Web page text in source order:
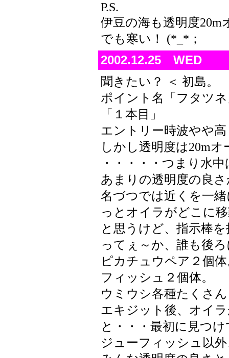
P.S.
伊豆の海も透明度20m
でも寒い！ (*_*；
2002.12.25 WED
聞きたい？ ＜ 初島。
ポイント名「フタツ
「１本目」
エントリー時波やや
しかし透明度は20mオ
・・・・・つまり水
あまりの透明度の良
名づつでは近くを一
っとオイラがどこに
と思うけど、指示棒
ってぇ～か、誰も後
ピカチュウペア２個
フィッシュ２個体。
ウミウシ各種たくさ
エキジット後、オイ
と・・・最初に見つ
ジューフィッシュ以